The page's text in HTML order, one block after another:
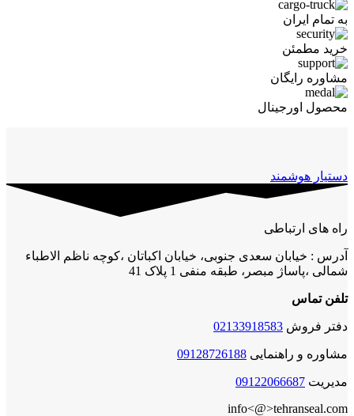
به تمام ایران
خرید مطمئن
مشاوره رایگان
محصول اورجینال
دستیار هوشمند
راه های ارتباطی
آدرس : خیابان سعدی جنوبی، خیابان اکباتان ،کوچه ناظم الاطباء
شمالی ،پاساژ مبصر، طبقه منفی 1 پلاک 41
تلفن تماس
دفتر فروش 02133918583
مشاوره و راهنمایی 09128726188
مدیریت 09122066687
info<@>tehranseal.com